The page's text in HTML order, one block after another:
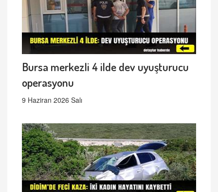
Bursa merkezli 4 ilde dev uyuşturucu
operasyonu
9 Haziran 2026 Salı